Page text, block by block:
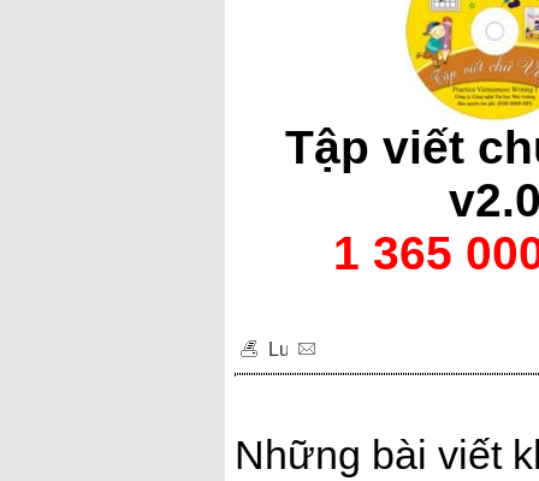
Tập viết
1 365
Những bài viết